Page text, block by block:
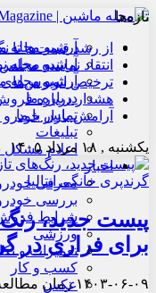
آرشیو مجله
آرشیو مجله
آرشیو مجله
درباره ما
تماس با ما
تبلیغات
اعلام
اخبار
معرفی
بررسی
شرایط
ورزشی
تعمیرات و
کسب و کار
عکس
تازه‌ها
از رشد قیمت‌ها تا
انتقاد نماینده
ترخیص اتوبوس‌های
هشدار درباره
آرامش بازار
یکشنبه , ۱۸ مرداد ۱۴۰۵
پیست جدید،
برای فراری در
۱۴۰۳-۰۶-۰۹زمان مطالعه: 1